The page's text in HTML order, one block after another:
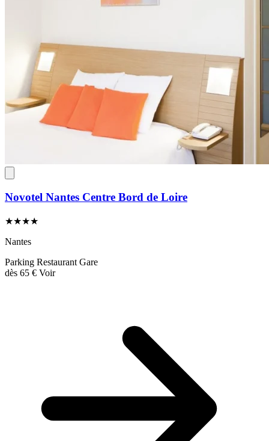
Novotel Nantes Centre Bord de Loire
★★★★
Nantes
Parking Restaurant Gare
dès 65 € Voir